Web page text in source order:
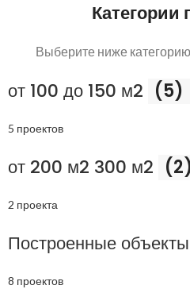
Категории
Выберите ниже
от 100 до 150 м2 (5)
5 проектов
от 200 м2 300 м2
2 проекта
Построенные объекты
8 проектов